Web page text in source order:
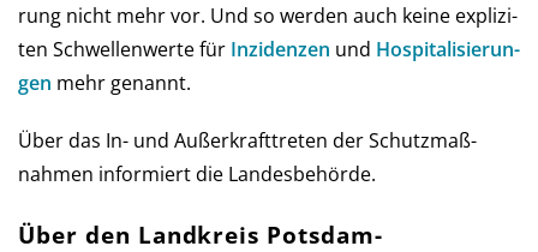
rung nicht mehr vor. Und so wer­den auch keine ex­pli­zi­
ten Schwel­len­werte für Inzi­den­zen und Hos­pi­ta­li­sie­run­
gen mehr genannt.
Über das In- und Außer­kraft­treten der Schutz­maß­
nahmen infor­miert die Landes­behörde.
Über den Landkreis Potsdam-